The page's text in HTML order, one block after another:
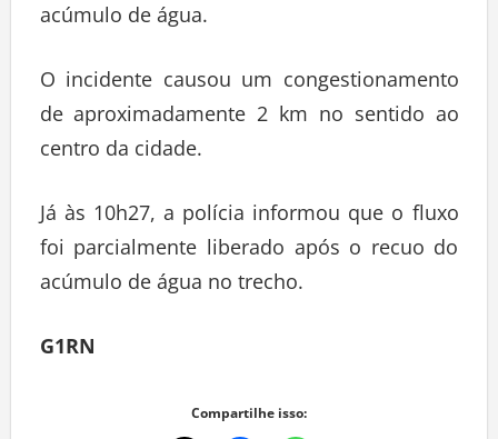
acúmulo de água.
O incidente causou um congestionamento
de aproximadamente 2 km no sentido ao
centro da cidade.
Já às 10h27, a polícia informou que o fluxo
foi parcialmente liberado após o recuo do
acúmulo de água no trecho.
G1RN
Compartilhe isso: